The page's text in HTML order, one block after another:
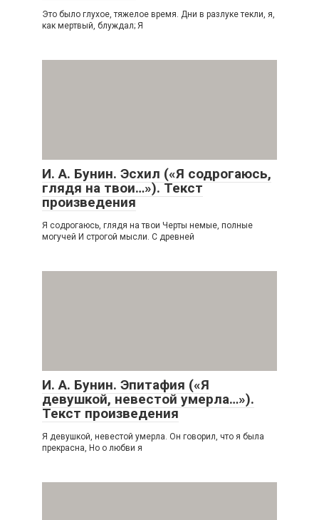
Это было глухое, тяжелое время. Дни в разлуке текли, я,
как мертвый, блуждал; Я
И. А. Бунин. Эсхил («Я содрогаюсь,
глядя на твои…»). Текст
произведения
Я содрогаюсь, глядя на твои Черты немые, полные
могучей И строгой мысли. С древней
И. А. Бунин. Эпитафия («Я
девушкой, невестой умерла…»).
Текст произведения
Я девушкой, невестой умерла. Он говорил, что я была
прекрасна, Но о любви я